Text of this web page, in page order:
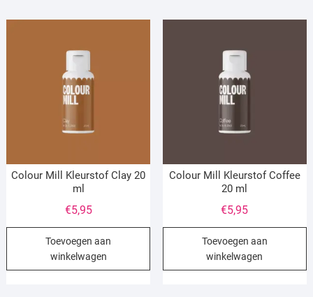
Colour Mill Kleurstof Clay 20
ml
€5,95
Toevoegen aan
winkelwagen
Colour Mill Kleurstof Coffee
20 ml
€5,95
Toevoegen aan
winkelwagen